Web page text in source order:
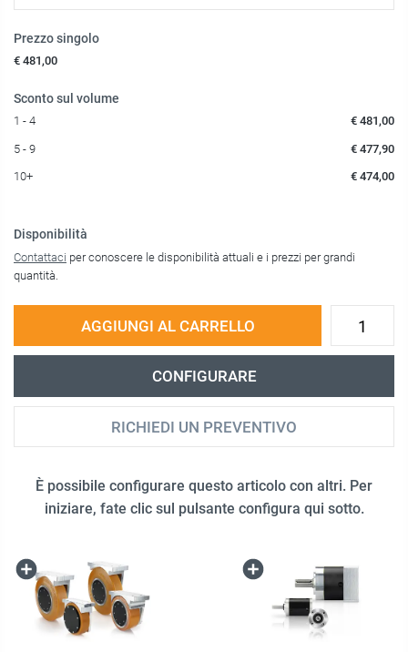
Prezzo singolo
€ 481,00
Sconto sul volume
1 - 4 € 481,00
5 - 9 € 477,90
10+ € 474,00
Disponibilità
Contattaci per conoscere le disponibilità attuali e i prezzi per grandi
quantità.
AGGIUNGI AL CARRELLO
CONFIGURARE
RICHIEDI UN PREVENTIVO
È possibile configurare questo articolo con altri. Per
iniziare, fate clic sul pulsante configura qui sotto.